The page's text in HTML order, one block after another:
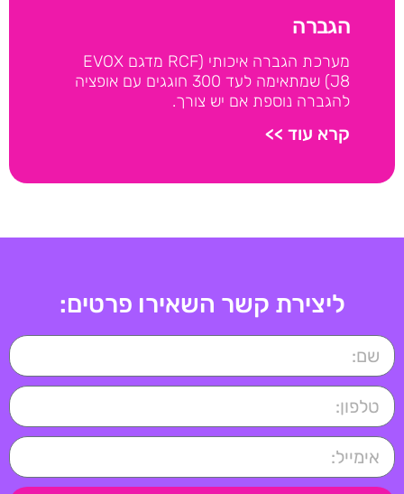
הגברה
מערכת הגברה איכותי (RCF מדגם EVOX
J8) שמתאימה לעד 300 חוגגים עם אופציה
להגברה נוספת אם יש צורך.
קרא עוד >>
ליצירת קשר השאירו פרטים: